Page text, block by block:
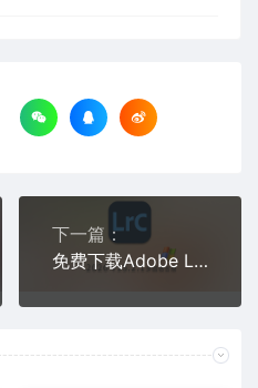
下一篇：
免费下载Adobe Lightroom Classic 2026 v15.2.1 for win多国语言版中文LrC软件激活安装包摄影后期照片图片编辑工具